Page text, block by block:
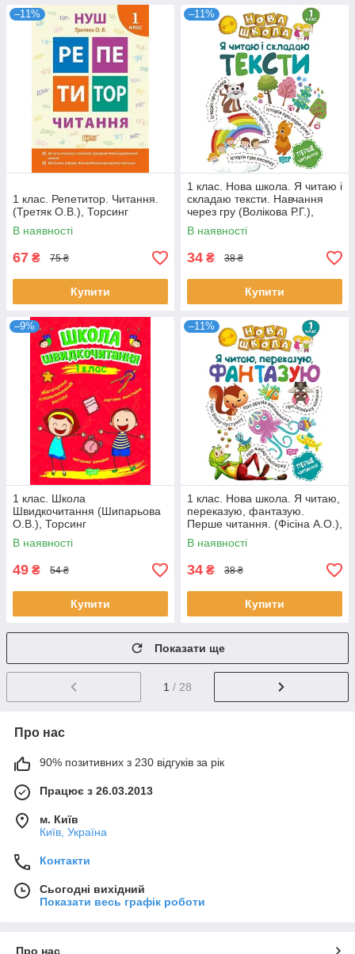
–11%
1 клас. Репетитор. Читання.
(Третяк О.В.), Торсинг
В наявності
67 ₴ 75 ₴
Купити
–11%
1 клас. Нова школа. Я читаю і
складаю тексти. Навчання
через гру (Волікова Р.Г.),
Торсинг
В наявності
34 ₴ 38 ₴
Купити
–9%
1 клас. Школа
Швидкочитання (Шипарьова
О.В.), Торсинг
В наявності
49 ₴ 54 ₴
Купити
–11%
1 клас. Нова школа. Я читаю,
переказую, фантазую.
Перше читання. (Фісіна А.О.),
Торсинг
В наявності
34 ₴ 38 ₴
Купити
Показати ще
1 / 28
Про нас
90% позитивних з 230 відгуків за рік
Працює з 26.03.2013
м. Київ
Київ, Україна
Контакти
Сьогодні вихідний
Показати весь графік роботи
Про нас